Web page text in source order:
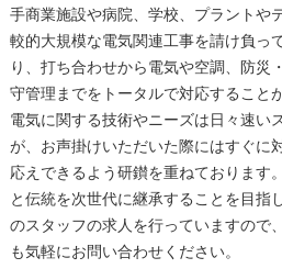
手商業施設や病院、学校、プラントや
較的大規模な電気関連工事を請け負っ
り、打ち合わせから電気や空調、防災
守管理までをトータルで対応すること
電気に関する技術やニーズは日々速い
が、お声掛けいただいた際にはすぐに
応えできるよう研鑚を重ねております
と伝統を次世代に継承することを目指し
のスタッフの求人を行っていますので
も気軽にお問い合わせください。